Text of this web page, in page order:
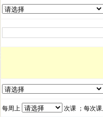
每周上 次课 ；每次